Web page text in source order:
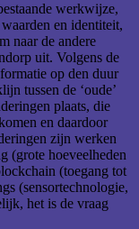
werkwijze,
en identiteit,
naar de andere
uit. Volgens de
op den duur
tussen de ‘oude’
plaats, die
en daardoor
zijn werken
(grote hoeveelheden
(toegang tot
(sensortechnologie,
het is de vraag